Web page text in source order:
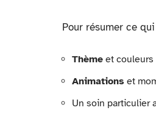
Pour résumer ce
Thème et couleurs
Animations et
Un soin particulier